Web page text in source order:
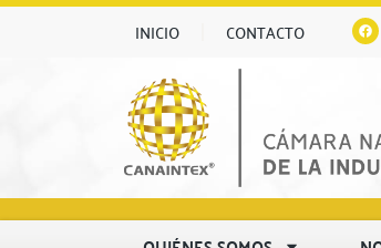
INICIO CONTACTO